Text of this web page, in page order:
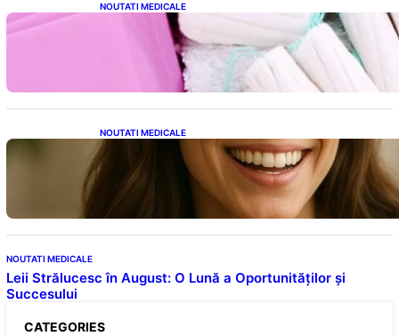
NOUTATI MEDICALE
Tampoanele menstruale: O analiză profundă
a riscurilor legate de metale toxice
NOUTATI MEDICALE
Ceaiul – Băutura care protejează inima:
Descoperiri recente despre beneficiile
consumului zilnic
NOUTATI MEDICALE
Leii Strălucesc în August: O Lună a Oportunităților și
Succesului
CATEGORIES